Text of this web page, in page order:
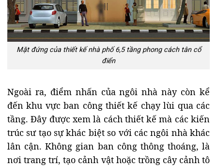
Mặt đứng của thiết kế nhà phố 6,5 tầng phong cách tân cổ
điển
Ngoài ra, điểm nhấn của ngôi nhà này còn kể
đến khu vực ban công thiết kế chạy lùi qua các
tầng. Đây được xem là cách thiết kế mà các kiến
trúc sư tạo sự khác biệt so với các ngôi nhà khác
lân cận. Không gian ban công thông thoáng, là
nơi trang trí, tạo cảnh vật hoặc trồng cây cảnh tô